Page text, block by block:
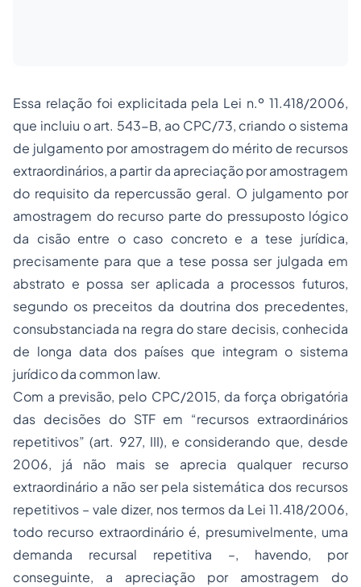
Essa relação foi explicitada pela Lei n.º 11.418/2006,
que incluiu o art. 543-B, ao CPC/73, criando o sistema
de julgamento por amostragem do mérito de recursos
extraordinários, a partir da apreciação por amostragem
do requisito da repercussão geral. O julgamento por
amostragem do recurso parte do pressuposto lógico
da cisão entre o caso concreto e a tese jurídica,
precisamente para que a tese possa ser julgada em
abstrato e possa ser aplicada a processos futuros,
segundo os preceitos da doutrina dos precedentes,
consubstanciada na regra do stare decisis, conhecida
de longa data dos países que integram o sistema
jurídico da common law.
Com a previsão, pelo CPC/2015, da força obrigatória
das decisões do STF em “recursos extraordinários
repetitivos” (art. 927, III), e considerando que, desde
2006, já não mais se aprecia qualquer recurso
extraordinário a não ser pela sistemática dos recursos
repetitivos – vale dizer, nos termos da Lei 11.418/2006,
todo recurso extraordinário é, presumivelmente, uma
demanda recursal repetitiva –, havendo, por
conseguinte, a apreciação por amostragem do